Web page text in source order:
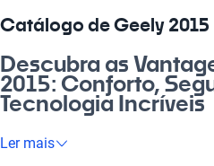
Catálogo de Geely 2015
Descubra as
2015: Conforto,
Tecnologia Incríveis
Olha, se você está procurando
Ler mais